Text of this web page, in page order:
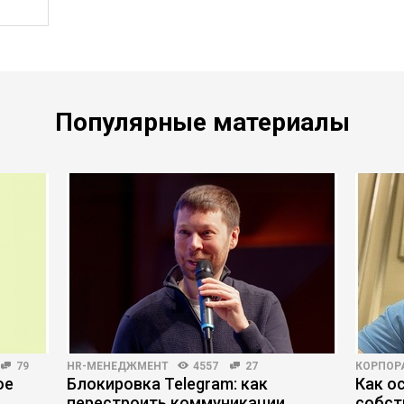
Популярные материалы
79 HR-МЕНЕДЖМЕНТ 4557 27
Блокировка Telegram: как
Как